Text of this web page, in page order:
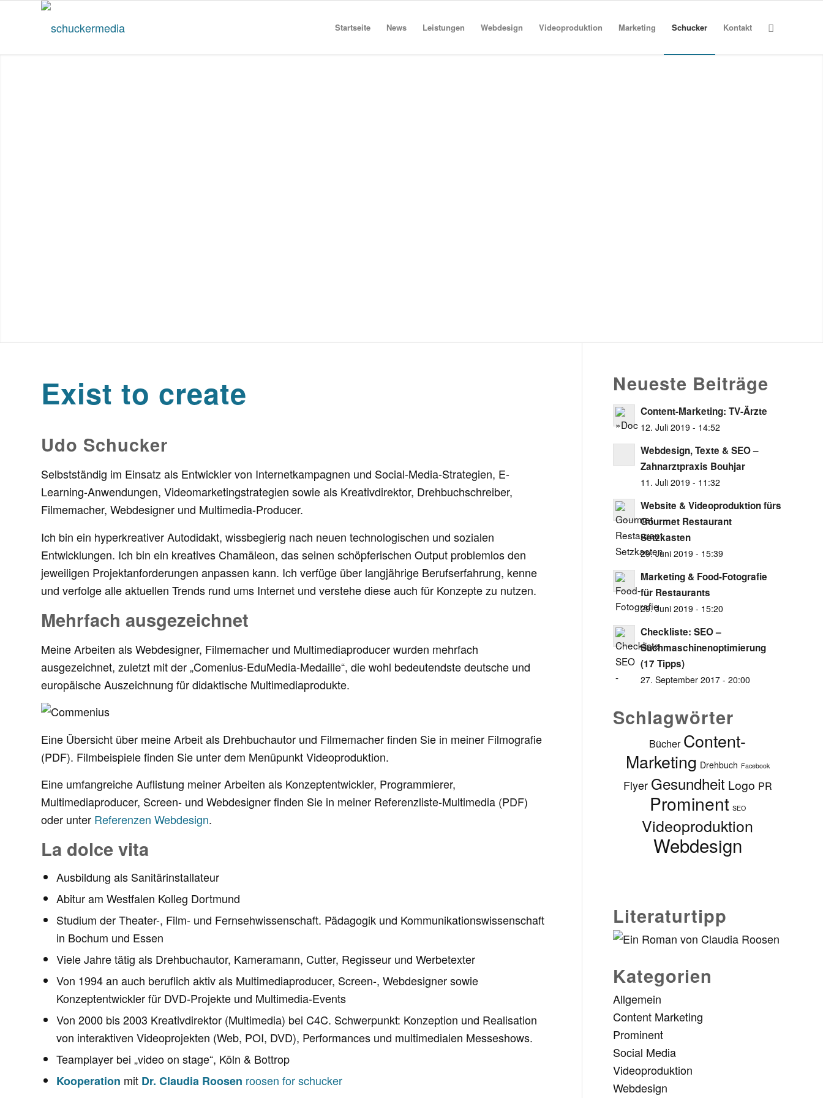
Startseite News Leistungen Webdesign Videoproduktion Marketing Schucker Kontakt
Exist to create
Udo Schucker
Selbstständig im Einsatz als Entwickler von Internetkampagnen und Social-Media-Strategien, E-
Learning-Anwendungen, Videomarketingstrategien sowie als Kreativdirektor, Drehbuchschreiber,
Filmemacher, Webdesigner und Multimedia-Producer.
Ich bin ein hyperkreativer Autodidakt, wissbegierig nach neuen technologischen und sozialen
Entwicklungen. Ich bin ein kreatives Chamäleon, das seinen schöpferischen Output problemlos den
jeweiligen Projektanforderungen anpassen kann. Ich verfüge über langjährige Berufserfahrung, kenne
und verfolge alle aktuellen Trends rund ums Internet und verstehe diese auch für Konzepte zu nutzen.
Mehrfach ausgezeichnet
Meine Arbeiten als Webdesigner, Filmemacher und Multimediaproducer wurden mehrfach
ausgezeichnet, zuletzt mit der „Comenius-EduMedia-Medaille“, die wohl bedeutendste deutsche und
europäische Auszeichnung für didaktische Multimediaprodukte.
Eine Übersicht über meine Arbeit als Drehbuchautor und Filmemacher finden Sie in meiner Filmografie
(PDF). Filmbeispiele finden Sie unter dem Menüpunkt Videoproduktion.
Eine umfangreiche Auflistung meiner Arbeiten als Konzeptentwickler, Programmierer,
Multimediaproducer, Screen- und Webdesigner finden Sie in meiner Referenzliste-Multimedia (PDF)
oder unter Referenzen Webdesign.
La dolce vita
Ausbildung als Sanitärinstallateur
Abitur am Westfalen Kolleg Dortmund
Studium der Theater-, Film- und Fernsehwissenschaft. Pädagogik und Kommunikationswissenschaft
in Bochum und Essen
Viele Jahre tätig als Drehbuchautor, Kameramann, Cutter, Regisseur und Werbetexter
Von 1994 an auch beruflich aktiv als Multimediaproducer, Screen-, Webdesigner sowie
Konzeptentwickler für DVD-Projekte und Multimedia-Events
Von 2000 bis 2003 Kreativdirektor (Multimedia) bei C4C. Schwerpunkt: Konzeption und Realisation
von interaktiven Videoprojekten (Web, POI, DVD), Performances und multimedialen Messeshows.
Teamplayer bei „video on stage“, Köln & Bottrop
Kooperation mit Dr. Claudia Roosen roosen for schucker
Neueste Beiträge
Content-Marketing: TV-Ärzte
12. Juli 2019 - 14:52
Webdesign, Texte & SEO –
Zahnarztpraxis Bouhjar
11. Juli 2019 - 11:32
Website & Videoproduktion fürs
Gourmet Restaurant
Setzkasten
29. Juni 2019 - 15:39
Marketing & Food-Fotografie
für Restaurants
29. Juni 2019 - 15:20
Checkliste: SEO –
Suchmaschinenoptimierung
(17 Tipps)
27. September 2017 - 20:00
Schlagwörter
Bücher Content-
Marketing Drehbuch Facebook
Flyer Gesundheit Logo PR
Prominent SEO
Videoproduktion
Webdesign
Literaturtipp
Kategorien
Allgemein
Content Marketing
Prominent
Social Media
Videoproduktion
Webdesign